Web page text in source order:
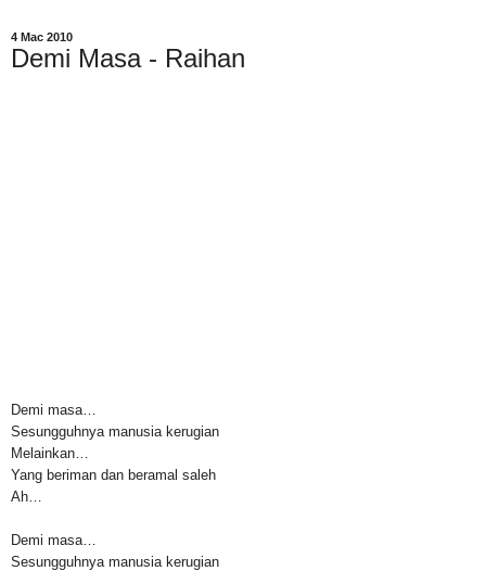
4 Mac 2010
Demi Masa - Raihan
Demi masa…
Sesungguhnya manusia kerugian
Melainkan…
Yang beriman dan beramal saleh
Ah…
Demi masa…
Sesungguhnya manusia kerugian